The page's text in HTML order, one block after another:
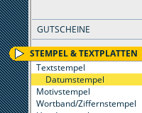
GUTSCHEINE
STEMPEL & TEXTPLATTEN
Textstempel
Datumstempel
Motivstempel
Wortband/Ziffernstempel